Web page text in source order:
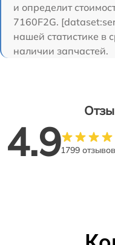
и определит
7160F2G.
нашей статистике в
наличии запчастей.
4.91799 отзывов